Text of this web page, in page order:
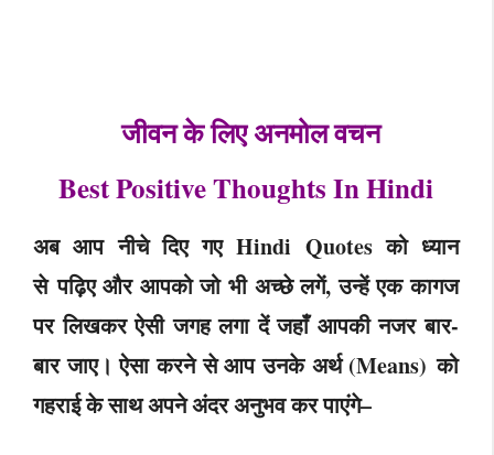
जीवन के लिए अनमोल वचन
Best Positive Thoughts In Hindi
अब आप नीचे दिए गए Hindi Quotes को ध्यान
से पढ़िए और आपको जो भी अच्छे लगें, उन्हें एक कागज
पर लिखकर ऐसी जगह लगा दें जहाँ आपकी नजर बार-
बार जाए। ऐसा करने से आप उनके अर्थ (Means) को
गहराई के साथ अपने अंदर अनुभव कर पाएंगे–